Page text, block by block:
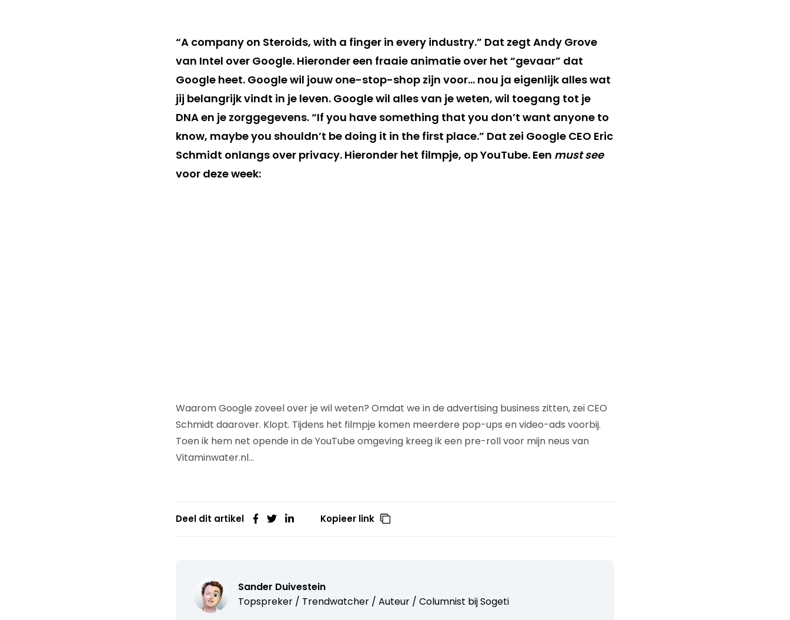
“A company on Steroids, with a finger in every industry.” Dat zegt Andy Grove
van Intel over Google. Hieronder een fraaie animatie over het “gevaar” dat
Google heet. Google wil jouw one-stop-shop zijn voor… nou ja eigenlijk alles wat
jij belangrijk vindt in je leven. Google wil alles van je weten, wil toegang tot je
DNA en je zorggegevens. “If you have something that you don’t want anyone to
know, maybe you shouldn’t be doing it in the first place.” Dat zei Google CEO Eric
Schmidt onlangs over privacy. Hieronder het filmpje, op YouTube. Een must see
voor deze week:
Waarom Google zoveel over je wil weten? Omdat we in de advertising business zitten, zei CEO
Schmidt daarover. Klopt. Tijdens het filmpje komen meerdere pop-ups en video-ads voorbij.
Toen ik hem net opende in de YouTube omgeving kreeg ik een pre-roll voor mijn neus van
Vitaminwater.nl…
Deel dit artikel Kopieer link
Sander Duivestein
Topspreker / Trendwatcher / Auteur / Columnist bijSogeti